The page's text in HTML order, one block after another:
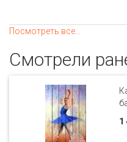
Посмотреть все...
Смотрели
1